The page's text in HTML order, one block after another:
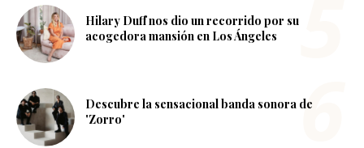
Hilary Duff nos dio un recorrido por su
acogedora mansión en Los Ángeles
Descubre la sensacional banda sonora de
'Zorro'